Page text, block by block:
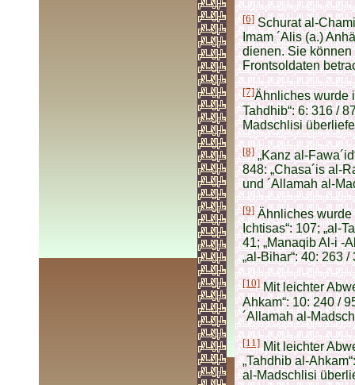
[6]Schurat al-
Imam ´Alis (a.)
dienen. Sie
Frontsoldaten
[7]Ähnliches wurde
Tahdhib“: 6: 316 /
Madschlisi
[8]„Kanz al-
848: „Chasa´is al-
und ´Allamah al-
[9]Ähnliches wurde
Ichtisas“: 107; „al-
41; „Manaqib Al-i -
„al-Bihar“: 40: 263 /
[10]Mit leichter
Ahkam“: 10: 240 /
´Allamah al-
[11]Mit leichter
„Tahdhib al-
al-Madschlisi